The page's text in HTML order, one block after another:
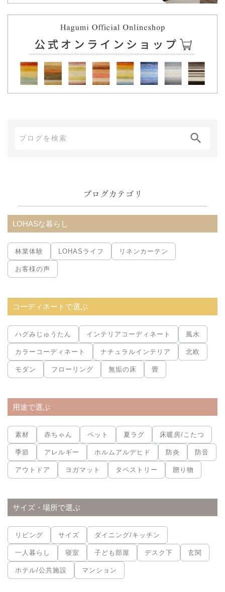
ブ
ブログカテゴリ
LOHASな暮らし
林業体験 LOHASライフ リネンカーテン
お客様の声
コーディネートで選ぶ
ハグみじゅうたん インテリアコーディネート 風水
カラーコーディネート ナチュラルインテリア 北欧
モダン フローリング 無垢の床 畳
用途で選ぶ
素材 赤ちゃん ペット 夏ラグ 床暖房/こたつ
季節 アレルギー ホルムアルデヒド 防炎 防音
アウトドア ヨガマット タペストリー 贈り物
サイズ・場所で選ぶ
リビング サイズ ダイニング/キッチン
一人暮らし 寝室 子ども部屋 デスク下 玄関
ホテル/公共施設 マンション